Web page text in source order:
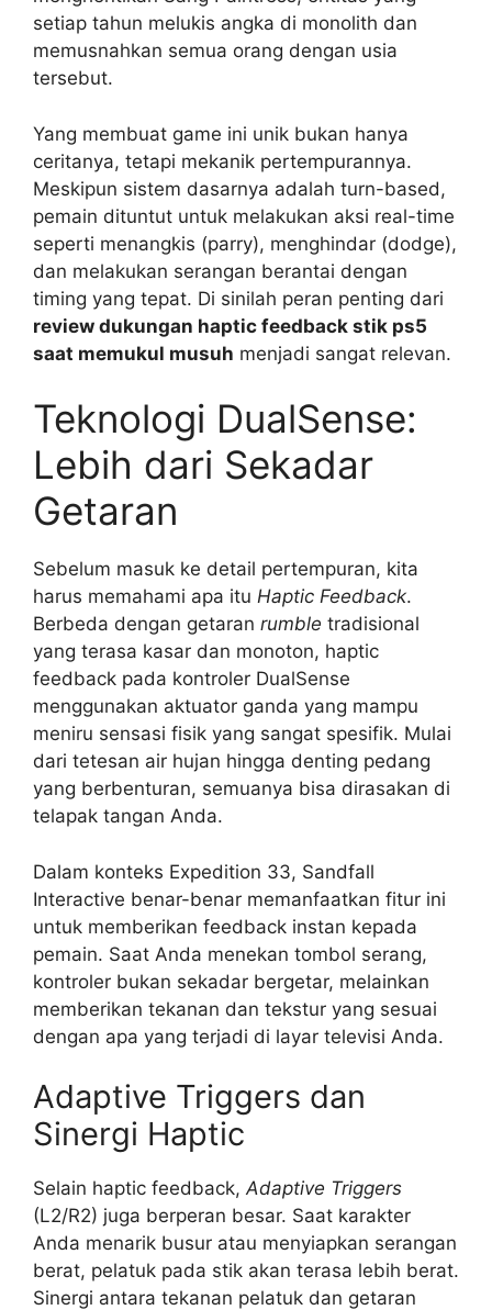
setiap tahun melukis angka di monolith dan
memusnahkan semua orang dengan usia
tersebut.
Yang membuat game ini unik bukan hanya
ceritanya, tetapi mekanik pertempurannya.
Meskipun sistem dasarnya adalah turn-based,
pemain dituntut untuk melakukan aksi real-time
seperti menangkis (parry), menghindar (dodge),
dan melakukan serangan berantai dengan
timing yang tepat. Di sinilah peran penting dari
review dukungan haptic feedback stik ps5
saat memukul musuh menjadi sangat relevan.
Teknologi DualSense:
Lebih dari Sekadar
Getaran
Sebelum masuk ke detail pertempuran, kita
harus memahami apa itu Haptic Feedback.
Berbeda dengan getaran rumble tradisional
yang terasa kasar dan monoton, haptic
feedback pada kontroler DualSense
menggunakan aktuator ganda yang mampu
meniru sensasi fisik yang sangat spesifik. Mulai
dari tetesan air hujan hingga denting pedang
yang berbenturan, semuanya bisa dirasakan di
telapak tangan Anda.
Dalam konteks Expedition 33, Sandfall
Interactive benar-benar memanfaatkan fitur ini
untuk memberikan feedback instan kepada
pemain. Saat Anda menekan tombol serang,
kontroler bukan sekadar bergetar, melainkan
memberikan tekanan dan tekstur yang sesuai
dengan apa yang terjadi di layar televisi Anda.
Adaptive Triggers dan
Sinergi Haptic
Selain haptic feedback,Adaptive Triggers
(L2/R2) juga berperan besar. Saat karakter
Anda menarik busur atau menyiapkan serangan
berat, pelatuk pada stik akan terasa lebih berat.
Sinergi antara tekanan pelatuk dan getaran